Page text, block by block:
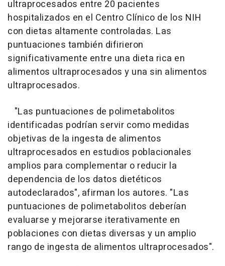
ultraprocesados entre 20 pacientes
hospitalizados en el Centro Clínico de los NIH
con dietas altamente controladas. Las
puntuaciones también difirieron
significativamente entre una dieta rica en
alimentos ultraprocesados y una sin alimentos
ultraprocesados.
"Las puntuaciones de polimetabolitos
identificadas podrían servir como medidas
objetivas de la ingesta de alimentos
ultraprocesados en estudios poblacionales
amplios para complementar o reducir la
dependencia de los datos dietéticos
autodeclarados", afirman los autores. "Las
puntuaciones de polimetabolitos deberían
evaluarse y mejorarse iterativamente en
poblaciones con dietas diversas y un amplio
rango de ingesta de alimentos ultraprocesados".